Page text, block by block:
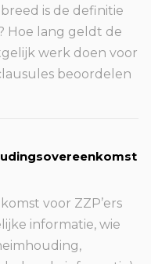
is de definitie
Hoe lang geldt de
werk doen voor
beoordelen
voor ZZP’ers
informatie, wie